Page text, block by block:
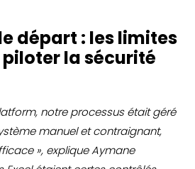
départ : les limites
piloter la sécurité
notre processus était géré
manuel et contraignant,
», explique Aymane